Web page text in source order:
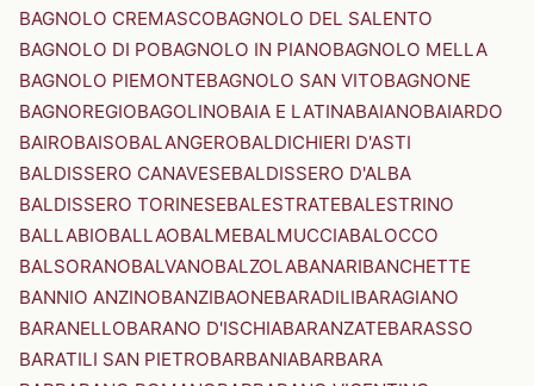
BAGNOLO CREMASCOBAGNOLO DEL SALENTO
BAGNOLO DI POBAGNOLO IN PIANOBAGNOLO MELLA
BAGNOLO PIEMONTEBAGNOLO SAN VITOBAGNONE
BAGNOREGIOBAGOLINOBAIA E LATINABAIANOBAIARDO
BAIROBAISOBALANGEROBALDICHIERI D'ASTI
BALDISSERO CANAVESEBALDISSERO D'ALBA
BALDISSERO TORINESEBALESTRATEBALESTRINO
BALLABIOBALLAOBALMEBALMUCCIABALOCCO
BALSORANOBALVANOBALZOLABANARIBANCHETTE
BANNIO ANZINOBANZIBAONEBARADILIBARAGIANO
BARANELLOBARANO D'ISCHIABARANZATEBARASSO
BARATILI SAN PIETROBARBANIABARBARA